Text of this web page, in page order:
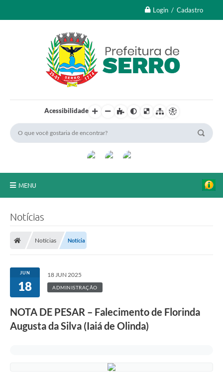
Login / Cadastro
Acessibilidade
MENU
Transparência Pública
Processo Seletivo/Concurso Público
Taxas de Inscrição/Guia de Arrecadação / Tributos
Online
Plano Diretor Participativo de Serro/MG
Planejamento e Orçamento Público: PPA - LOA -
Notícias
Notícias Notícia
JUN
18
18 JUN 2025
ADMINISTRAÇÃO
NOTA DE PESAR – Falecimento de Florinda
Augusta da Silva (Iaiá de Olinda)